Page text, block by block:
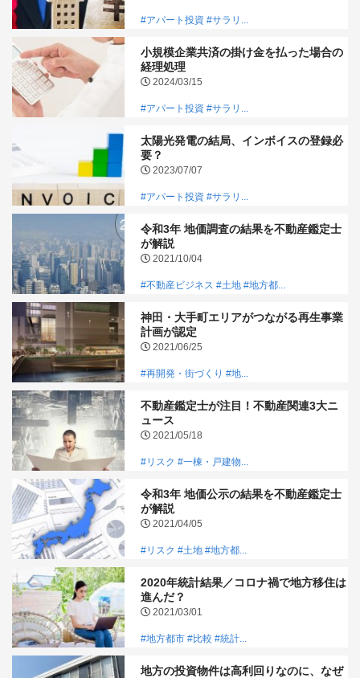
#アパート投資 #サラリ...
小規模企業共済の掛け金を払った場合の
経理処理
2024/03/15
#アパート投資 #サラリ...
太陽光発電の結局、インボイスの登録必
要？
2023/07/07
#アパート投資 #サラリ...
令和3年 地価調査の結果を不動産鑑定士
が解説
2021/10/04
#不動産ビジネス #土地 #地方都...
神田・大手町エリアがつながる再生事業
計画が認定
2021/06/25
#再開発・街づくり #地...
不動産鑑定士が注目！不動産関連3大ニ
ュース
2021/05/18
#リスク #一棟・戸建物...
令和3年 地価公示の結果を不動産鑑定士
が解説
2021/04/05
#リスク #土地 #地方都...
2020年統計結果／コロナ禍で地方移住は
進んだ？
2021/03/01
#地方都市 #比較 #統計...
地方の投資物件は高利回りなのに、なぜ